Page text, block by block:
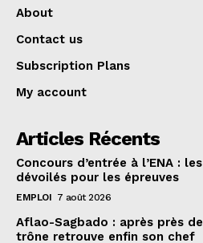
About
Contact us
Subscription Plans
My account
Articles Récents
Concours d’entrée à l’ENA :
dévoilés pour les épreuves
EMPLOI 7 août 2026
Aflao-Sagbado : après près
trône retrouve enfin son chef